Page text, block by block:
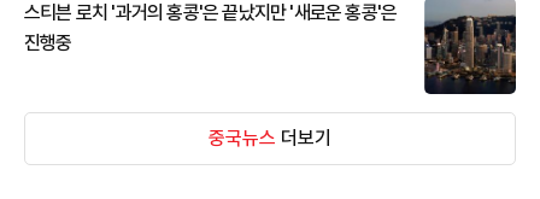
스티븐 로치 '과거의 홍콩'은 끝났지만 '새로운 홍콩'은
진행중
중국뉴스 더보기